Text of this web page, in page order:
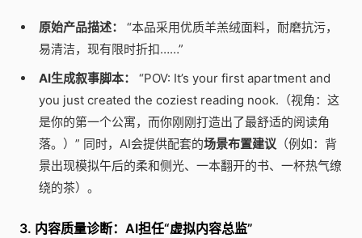
原始产品描述：
“本品采用优质羊羔绒面料，耐磨抗污，
易清洁，现有限时折扣……”
AI生成叙事脚本：
“POV: It’s your first apartment and
you just created the coziest reading nook.（视角：这
是你的第一个公寓，而你刚刚打造出了最舒适的阅读角
落。）” 同时，AI会提供配套的场景布置建议 （例如：背
景出现模拟午后的柔和侧光、一本翻开的书、一杯热气缭
绕的茶）。
3. 内容质量诊断：AI担任“虚拟内容总监”